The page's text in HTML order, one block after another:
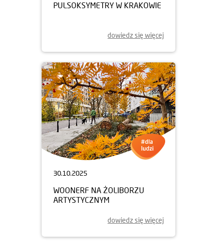
PULSOKSYMETRY W KRAKOWIE
dowiedz się więcej
30.10.2025
WOONERF NA ŻOLIBORZU
ARTYSTYCZNYM
dowiedz się więcej